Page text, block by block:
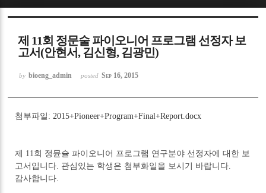
제 11회 정문술 파이오니어 프로그램 선정자 보
고서(안현서, 김신형, 김광민)
by bioeng_admin posted Sep 16, 2015
첨부파일: 2015+Pioneer+Program+Final+Report.docx
제 11회 정뮨슐 파이오니어 프로그램 연구분야 선정자에 대한 보
고서입니다. 관심있는 학생은 첨부화일을 보시기 바랍니다.
감사합니다.
Sketchbook5, 스케치북5
Sketchbook5, 스케치북5